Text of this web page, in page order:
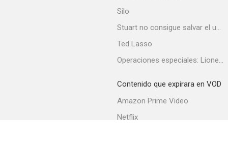
Silo
Stuart no consigue salvar el universo
Ted Lasso
Operaciones especiales: Lioness
Contenido que expirara en VOD
Amazon Prime Video
Netflix